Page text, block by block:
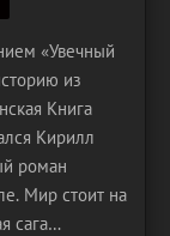
«Увечный
из
Книга
Кирилл
роман
Мир стоит на
сага